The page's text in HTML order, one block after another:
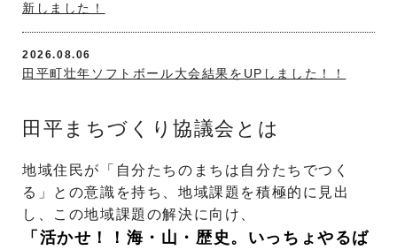
新しました！
2026.08.06
田平町壮年ソフトボール大会結果をUPしました！！
2026.07.30
田平町壮年ソフトボール大会結果をUPしました！！
2026.07.29
田平まち協だより8月号（109号）UPしました！
田平まちづくり協議会とは
地域住民が「自分たちのまちは自分たちでつく
る」との意識を持ち、地域課題を積極的に見出
し、この地域課題の解決に向け、
「活かせ！！海・山・歴史。いっちょやるば